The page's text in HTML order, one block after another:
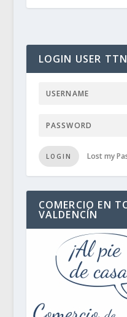
LOGIN USER TTN
LOGIN Lost my
COMERCIO EN
VALDENCÍN